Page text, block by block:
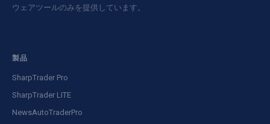
ウェアツールのみを提供しています。
製品
SharpTrader Pro
SharpTrader LITE
NewsAutoTraderPro